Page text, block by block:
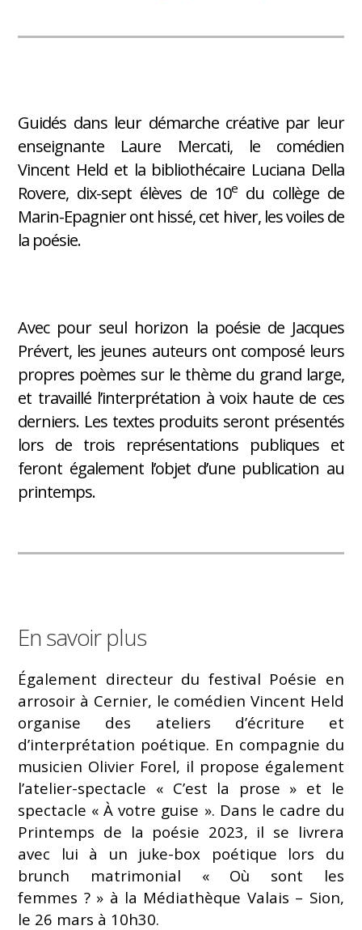
Guidés dans leur démarche créative par leur
enseignante Laure Mercati, le comédien
Vincent Held et la bibliothécaire Luciana Della
Rovere, dix-sept élèves de 10edu collège de
Marin-Epagnier ont hissé, cet hiver, les voiles de
la poésie.
Avec pour seul horizon la poésie de Jacques
Prévert, les jeunes auteurs ont composé leurs
propres poèmes sur le thème du grand large,
et travaillé l’interprétation à voix haute de ces
derniers. Les textes produits seront présentés
lors de trois représentations publiques et
feront également l’objet d’une publication au
printemps.
En savoir plus
Également directeur du festival Poésie en
arrosoir à Cernier, le comédien Vincent Held
organise des ateliers d’écriture et
d’interprétation poétique. En compagnie du
musicien Olivier Forel, il propose également
l’atelier-spectacle « C’est la prose » et le
spectacle « À votre guise ». Dans le cadre du
Printemps de la poésie 2023, il se livrera
avec lui à un juke-box poétique lors du
brunch matrimonial « Où sont les
femmes ? » à la Médiathèque Valais – Sion,
le 26 mars à 10h30.